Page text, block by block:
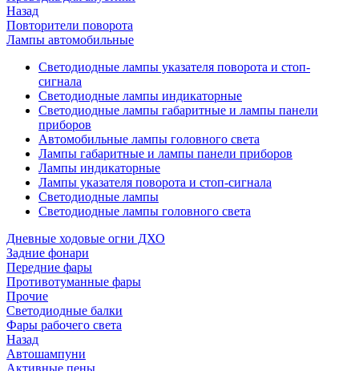
Назад
Повторители поворота
Лампы автомобильные
Светодиодные лампы указателя поворота и стоп-
сигнала
Светодиодные лампы индикаторные
Светодиодные лампы габаритные и лампы панели
приборов
Автомобильные лампы головного света
Лампы габаритные и лампы панели приборов
Лампы индикаторные
Лампы указателя поворота и стоп-сигнала
Светодиодные лампы
Светодиодные лампы головного света
Дневные ходовые огни ДХО
Задние фонари
Передние фары
Противотуманные фары
Прочие
Светодиодные балки
Фары рабочего света
Назад
Автошампуни
Активные пены